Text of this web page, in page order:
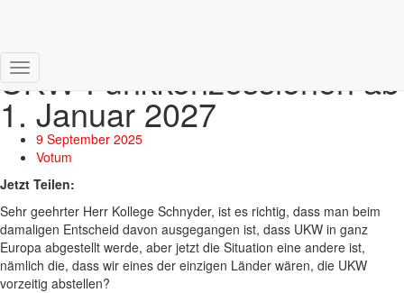
Navigation
umschalten
Ausschreibung für die
UKW-Funkkonzessionen ab
1. Januar 2027
9 September 2025
Votum
Jetzt Teilen:
Sehr geehrter Herr Kollege Schnyder, ist es richtig, dass man beim
damaligen Entscheid davon ausgegangen ist, dass UKW in ganz
Europa abgestellt werde, aber jetzt die Situation eine andere ist,
nämlich die, dass wir eines der einzigen Länder wären, die UKW
vorzeitig abstellen?